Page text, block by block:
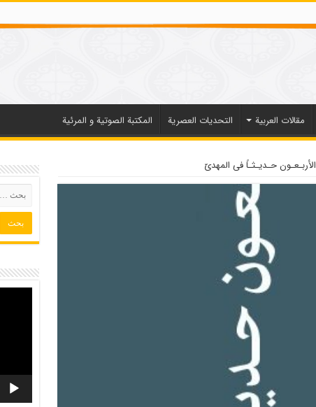
مقالات العربیة التحديات العصرية المكتبة الصوتية و المرئية
الأربـعـون حـدیـثـاً فی المهدیّ